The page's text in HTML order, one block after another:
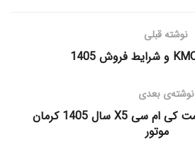
نوشته قبلی
نوشته‌ی بعدی
شرایط فروش و قیمت کی ام سی X5 سال 1405 کرمان
موتور